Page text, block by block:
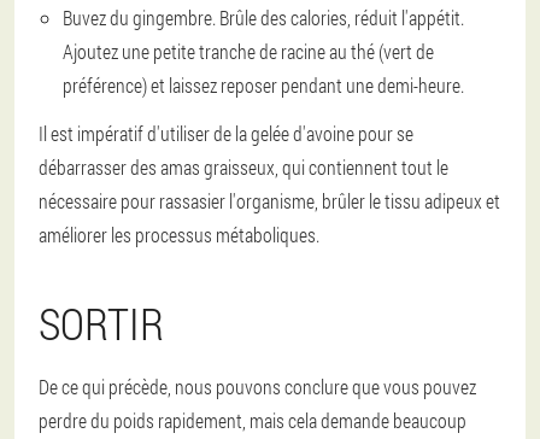
Buvez du gingembre. Brûle des calories, réduit l'appétit.
Ajoutez une petite tranche de racine au thé (vert de
préférence) et laissez reposer pendant une demi-heure.
Il est impératif d'utiliser de la gelée d'avoine pour se
débarrasser des amas graisseux, qui contiennent tout le
nécessaire pour rassasier l'organisme, brûler le tissu adipeux et
améliorer les processus métaboliques.
SORTIR
De ce qui précède, nous pouvons conclure que vous pouvez
perdre du poids rapidement, mais cela demande beaucoup